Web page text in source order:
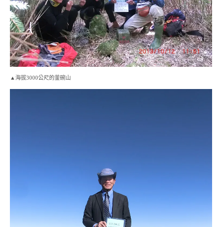
▲海拔3000公尺的釜碗山